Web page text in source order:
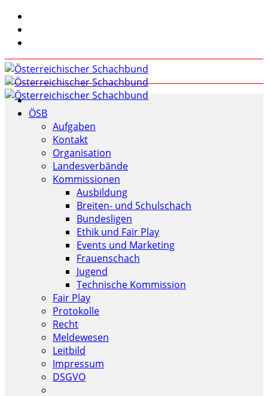
ÖSB
Aufgaben
Kontakt
Organisation
Landesverbände
Kommissionen
Ausbildung
Breiten- und Schulschach
Bundesligen
Ethik und Fair Play
Events und Marketing
Frauenschach
Jugend
Technische Kommission
Fair Play
Protokolle
Recht
Meldewesen
Leitbild
Impressum
DSGVO